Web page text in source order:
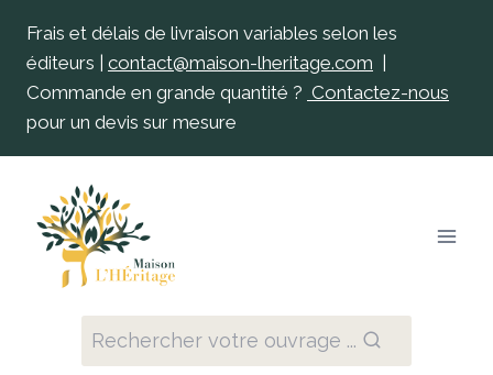
Frais et délais de livraison variables selon les
éditeurs | contact@maison-lheritage.com
Commande en grande quantité ? Contactez-nous
pour un devis sur mesure
Rechercher votre ouvrage ...